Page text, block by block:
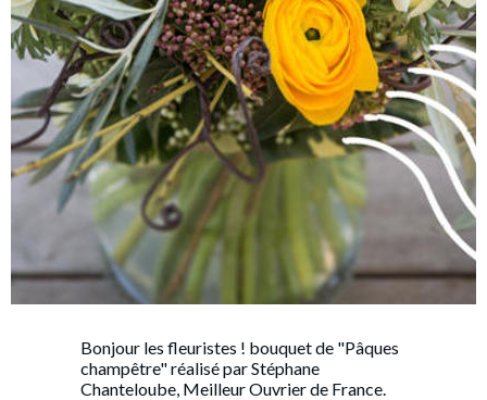
Bonjour les fleuristes ! bouquet de "Pâques
champêtre" réalisé par Stéphane
Chanteloube, Meilleur Ouvrier de France.